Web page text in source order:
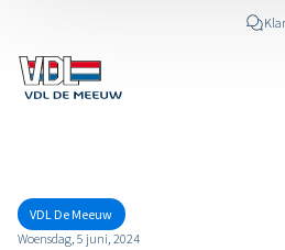
VDL De Meeuw
Woensdag, 5 juni, 2024